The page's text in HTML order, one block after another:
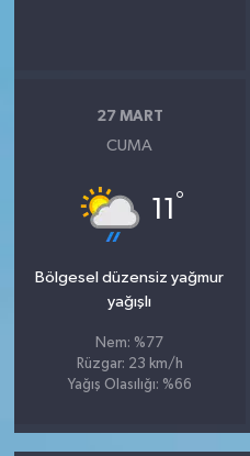
27 MART
CUMA
11 °
Bölgesel düzensiz yağmur
yağışlı
Nem: %77
Rüzgar: 23 km/h
Yağış Olasılığı: %66